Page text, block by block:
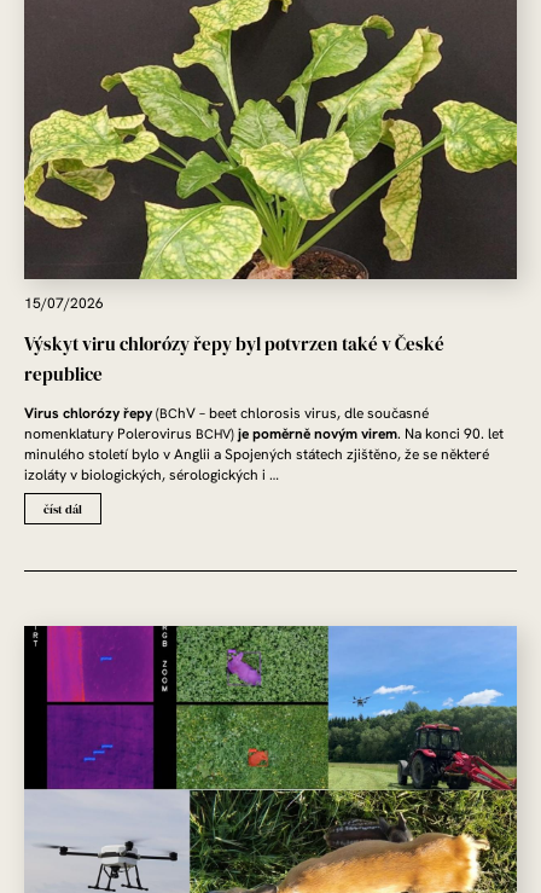
15/07/2026
Výskyt viru chlorózy řepy byl potvrzen také v České
republice
Virus chlorózy řepy(BChV – beet chlorosis virus, dle současné
nomenklatury Polerovirus BCHV)je poměrně novým virem. Na konci 90. let
minulého století bylo v Anglii a Spojených státech zjištěno, že se některé
izoláty v biologických, sérologických i …
číst dál